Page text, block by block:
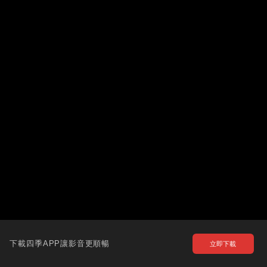
下載四季APP讓影音更順暢 立即下載